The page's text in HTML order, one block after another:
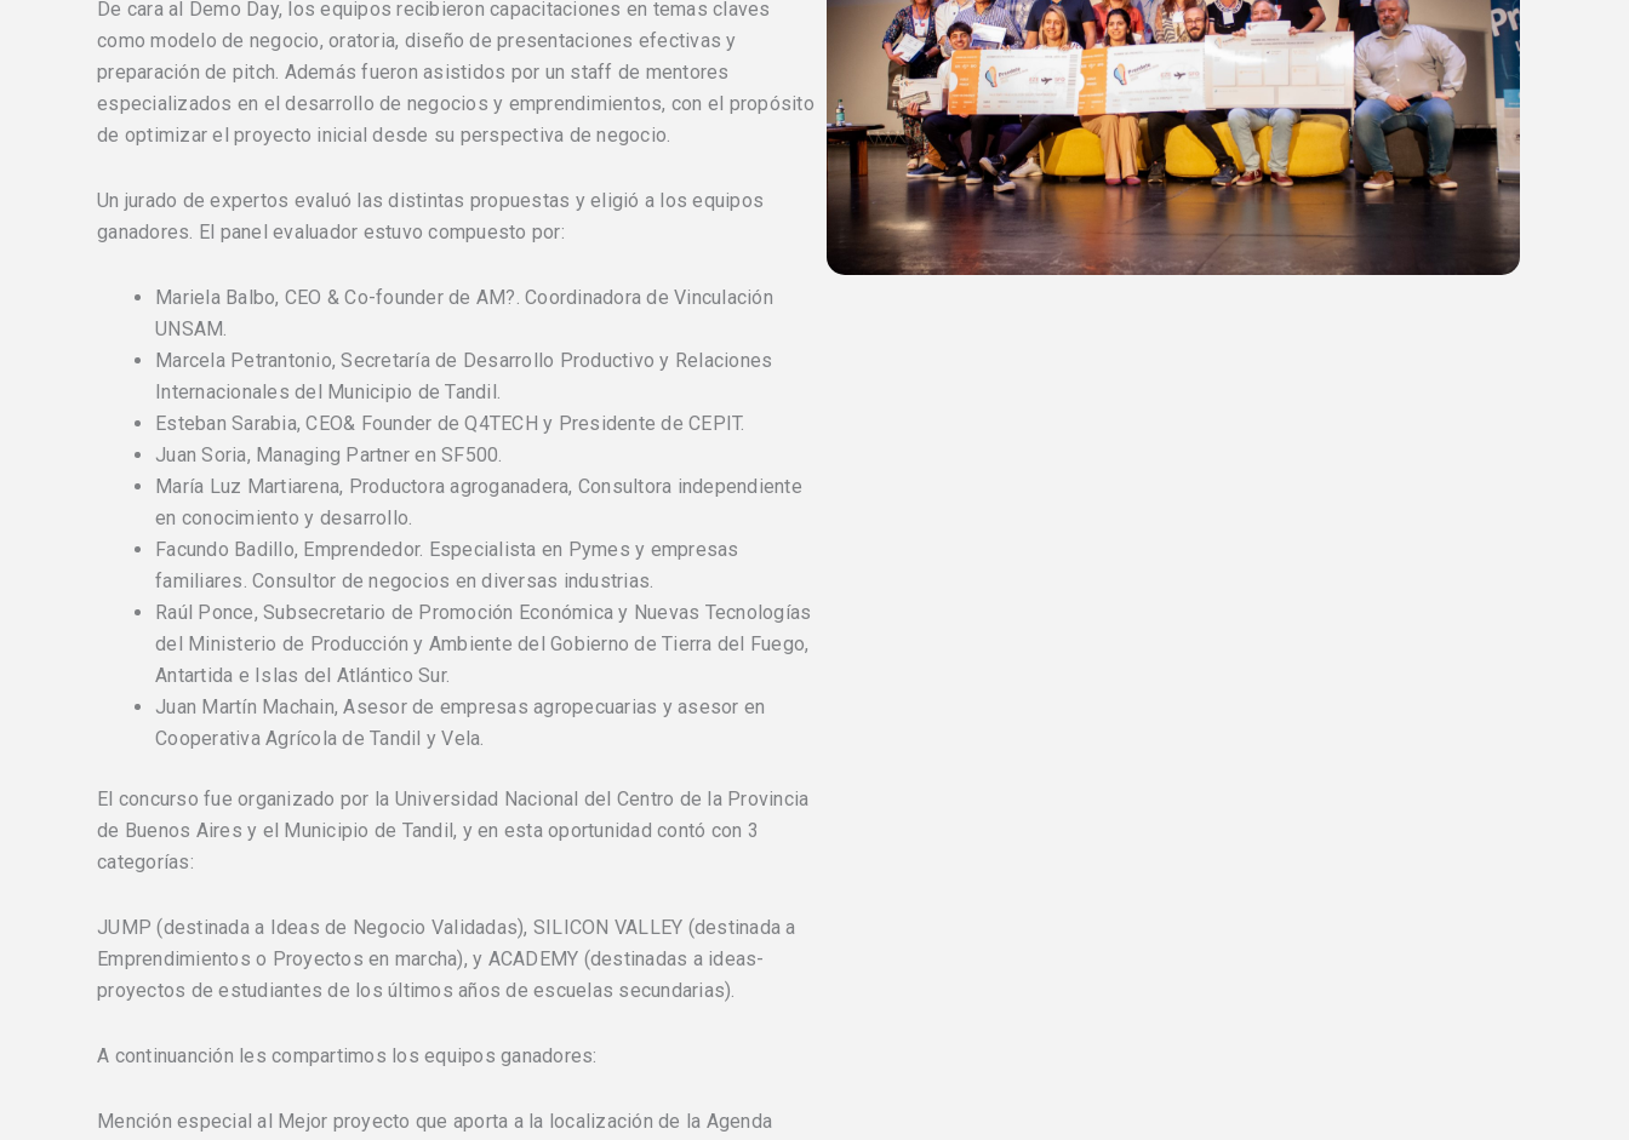
De cara al Demo Day, los equipos recibieron capacitaciones en temas claves
como modelo de negocio, oratoria, diseño de presentaciones efectivas y
preparación de pitch. Además fueron asistidos por un staff de mentores
especializados en el desarrollo de negocios y emprendimientos, con el propósito
de optimizar el proyecto inicial desde su perspectiva de negocio.
Un jurado de expertos evaluó las distintas propuestas y eligió a los equipos
ganadores. El panel evaluador estuvo compuesto por:
Mariela Balbo, CEO & Co-founder de AM?. Coordinadora de Vinculación
UNSAM.
Marcela Petrantonio, Secretaría de Desarrollo Productivo y Relaciones
Internacionales del Municipio de Tandil.
Esteban Sarabia, CEO& Founder de Q4TECH y Presidente de CEPIT.
Juan Soria, Managing Partner en SF500.
María Luz Martiarena, Productora agroganadera, Consultora independiente
en conocimiento y desarrollo.
Facundo Badillo, Emprendedor. Especialista en Pymes y empresas
familiares. Consultor de negocios en diversas industrias.
Raúl Ponce, Subsecretario de Promoción Económica y Nuevas Tecnologías
del Ministerio de Producción y Ambiente del Gobierno de Tierra del Fuego,
Antartida e Islas del Atlántico Sur.
Juan Martín Machain, Asesor de empresas agropecuarias y asesor en
Cooperativa Agrícola de Tandil y Vela.
El concurso fue organizado por la Universidad Nacional del Centro de la Provincia
de Buenos Aires y el Municipio de Tandil, y en esta oportunidad contó con 3
categorías:
JUMP (destinada a Ideas de Negocio Validadas), SILICON VALLEY (destinada a
Emprendimientos o Proyectos en marcha), y ACADEMY (destinadas a ideas-
proyectos de estudiantes de los últimos años de escuelas secundarias).
A continuanción les compartimos los equipos ganadores:
Mención especial al Mejor proyecto que aporta a la localización de la Agenda